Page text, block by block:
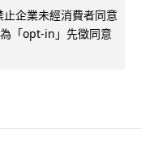
企業未經消費者同意
「opt-in」先徵同意